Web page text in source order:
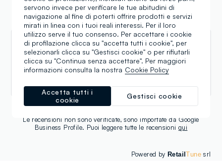
Recensioni
Ирина Тушинская
03.03.2017
Le recensioni non sono verificate, sono importate da Google
Business Profile. Puoi leggere tutte le recensioniqui
Powered by RetailTunesrl
servono invece per verificare le tue abitudini di
navigazione al fine di poterti offrire prodotti e servizi
mirati in linea con i tuoi reali interessi. Per il loro
utilizzo serve il tuo consenso. Per accettare i cookie
di profilazione clicca su "accetta tutti i cookie", per
selezionarli clicca su "Gestisci cookie" o per rifiutarli
clicca su "Continua senza accettare". Per maggiori
informazioni consulta la nostra Cookie Policy
Gestisci cookie
Accetta tutti i
cookie